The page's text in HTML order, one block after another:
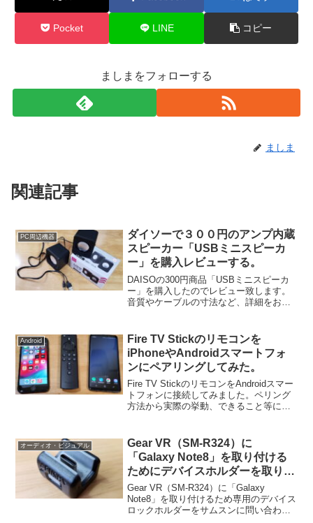
Pocket LINE コピー
ましまをフォローする
ましま
関連記事
PC周辺機器
ダイソーで３００円のアンプ内蔵
スピーカー「USBミニスピーカ
ー」を購入レビューする。
DAISOの300円商品「USBミニスピーカ
ー」を購入したのでレビュー致します。
音質やケーブルの寸法など、詳細をお伝
Android
Fire TV Stickのリモコンを
iPhoneやAndroidスマートフォ
ンにペアリングしてみた。
Fire TV StickのリモコンをAndroidスマー
トフォンに接続してみました。ペリング
方法から実際の挙動、できること等につ
オーディオ・ビジュアル
Gear VR（SM-R324）に
「Galaxy Note8」を取り付ける
ためにデバイスホルダーを取り寄
せ購入した件
Gear VR（SM-R324）に「Galaxy
Note8」を取り付けるため専用のデバイス
ロックホルダーをサムスンに問い合わせ